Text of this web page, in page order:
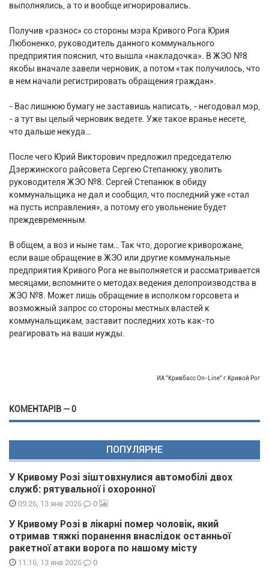
выполнялись, а то и вообще игнорировались.
Получив «разнос» со стороны мэра Кривого Рога Юрия
Любоненко, руководитель данного коммунального
предприятия пояснил, что вышла «накладочка». В ЖЭО №8
якобы вначале завели черновик, а потом «так получилось, что
в нем начали регистрировать обращения граждан».
- Вас лишнюю бумагу не заставишь написать, - негодовал мэр,
- а тут вы целый черновик ведете. Уже такое вранье несете,
что дальше некуда…
После чего Юрий Викторович предложил председателю
Дзержинского райсовета Сергею Степанюку, уволить
руководителя ЖЭО №8. Сергей Степанюк в обиду
коммунальщика не дал и сообщил, что последний уже «стал
на пусть исправления», а потому его увольнение будет
преждевременным.
В общем, а воз и ныне там… Так что, дорогие криворожане,
если ваше обращение в ЖЭО или другие коммунальные
предприятия Кривого Рога не выполняется и рассматривается
месяцами, вспомните о методах ведения делопроизводства в
ЖЭО №8. Может лишь обращение в исполком горсовета и
возможный запрос со стороны местных властей к
коммунальщикам, заставит последних хоть как-то
реагировать на ваши нужды.
ИА "Кривбасс On-Line" г.Кривой Рог
КОМЕНТАРІВ — 0
ПОПУЛЯРНЕ
У Кривому Розі зіштовхнулися автомобілі двох
служб: рятувальної і охоронної
09:26, 13 янв 2026 0
У Кривому Розі в лікарні помер чоловік, який
отримав тяжкі поранення внаслідок останньої
ракетної атаки ворога по нашому місту
11:16, 13 янв 2026 0